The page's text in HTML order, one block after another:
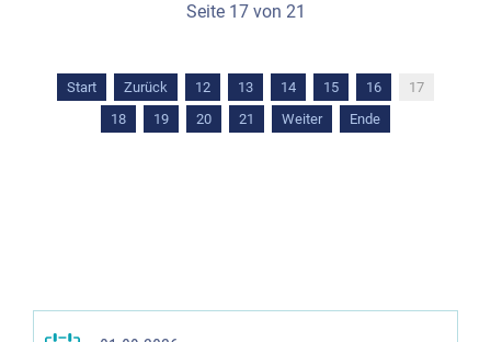
Seite 17 von 21
Start Zurück 12 13 14 15 16
17
18
19 20 21 Weiter Ende